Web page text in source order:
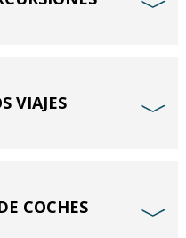
﹀
VIAJES ﹀
COCHES ﹀